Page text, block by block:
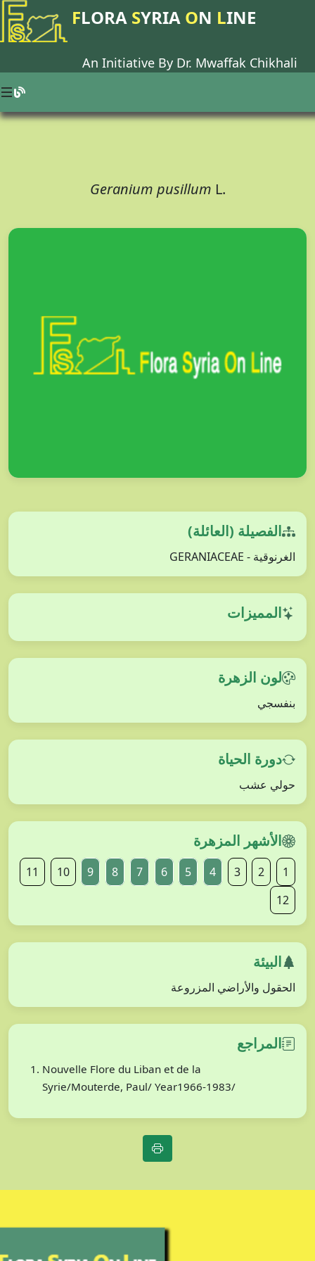
FLORA SYRIA ON LINE
An Initiative By Dr. Mwaffak Chikhali
Geranium pusillum L.
الفصيلة (العائلة)
الغرنوقية - GERANIACEAE
المميزات
لون الزهرة
بنفسجي
دورة الحياة
حولي عشب
الأشهر المزهرة
1
2
3
4
5
6
7
8
9
10
11
12
البيئة
الحقول والأراضي المزروعة
المراجع
Nouvelle Flore du Liban et de la
Syrie/Mouterde, Paul/ Year1966-1983/